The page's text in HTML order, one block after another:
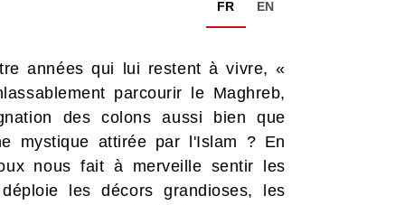
FR EN
années qui lui restent à vivre, «
parcourir le Maghreb,
des colons aussi bien que
mystique attirée par l'Islam ? En
nous fait à merveille sentir les
les décors grandioses, les